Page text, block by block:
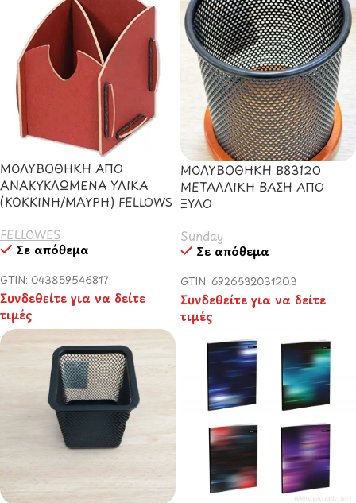
ΜΟΛΥΒΟΘΗΚΗ ΑΠΟ
ΑΝΑΚΥΚΛΩΜΕΝΑ ΥΛΙΚΑ
(ΚΟΚΚΙΝΗ/ΜΑΥΡΗ) FELLOWS
FELLOWES
Σε απόθεμα
GTIN: 043859546817
Συνδεθείτε για να δείτε
τιμές
ΜΟΛΥΒΟΘΗΚΗ Β83120
ΜΕΤΑΛΛΙΚΗ ΒΑΣΗ ΑΠΟ
ΞΥΛΟ
Sunday
Σε απόθεμα
GTIN: 6926532031203
Συνδεθείτε για να δείτε
τιμές